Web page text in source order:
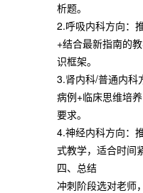
析题。
2.呼吸内科方向：
+结合最新指南的
识框架。
3.肾内科/普通内科
病例+临床思维培
要求。
4.神经内科方向：
式教学，适合时间
四、总结
冲刺阶段选对老师